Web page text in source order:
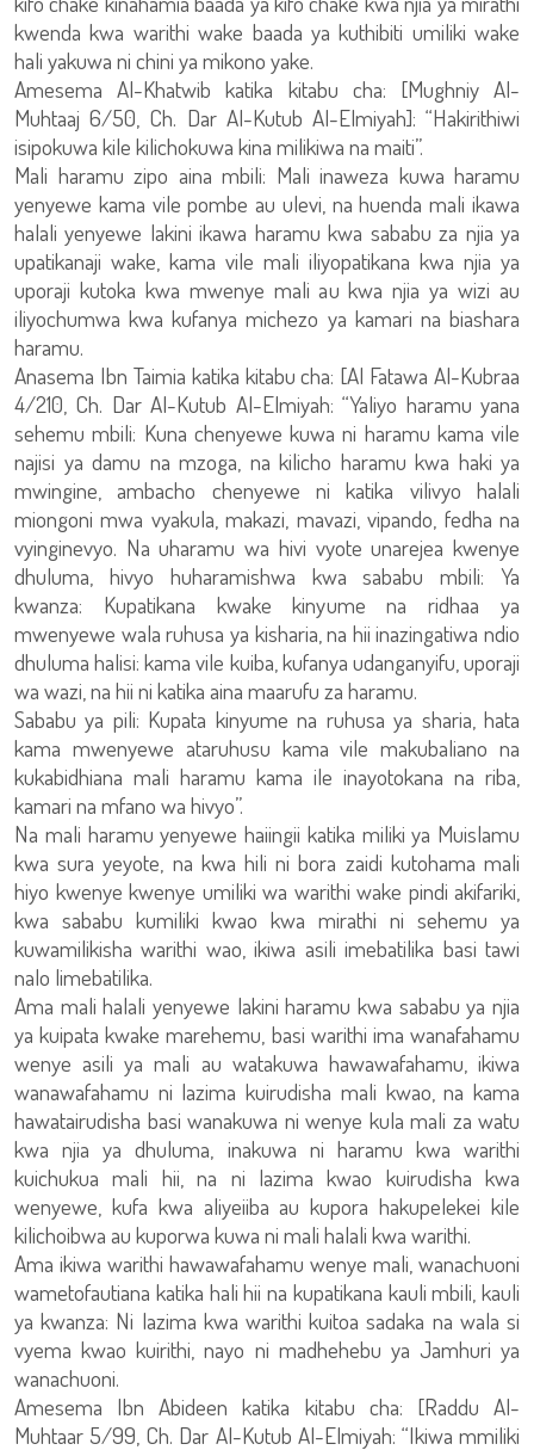
kwenda kwa warithi wake baada ya kuthibiti umiliki wake
hali yakuwa ni chini ya mikono yake.
Amesema Al-Khatwib katika kitabu cha: [Mughniy Al-
Muhtaaj 6/50, Ch. Dar Al-Kutub Al-Elmiyah]: “Hakirithiwi
isipokuwa kile kilichokuwa kina milikiwa na maiti”.
Mali haramu zipo aina mbili: Mali inaweza kuwa haramu
yenyewe kama vile pombe au ulevi, na huenda mali ikawa
halali yenyewe lakini ikawa haramu kwa sababu za njia ya
upatikanaji wake, kama vile mali iliyopatikana kwa njia ya
uporaji kutoka kwa mwenye mali au kwa njia ya wizi au
iliyochumwa kwa kufanya michezo ya kamari na biashara
haramu.
Anasema Ibn Taimia katika kitabu cha: [Al Fatawa Al-Kubraa
4/210, Ch. Dar Al-Kutub Al-Elmiyah: “Yaliyo haramu yana
sehemu mbili: Kuna chenyewe kuwa ni haramu kama vile
najisi ya damu na mzoga, na kilicho haramu kwa haki ya
mwingine, ambacho chenyewe ni katika vilivyo halali
miongoni mwa vyakula, makazi, mavazi, vipando, fedha na
vyinginevyo. Na uharamu wa hivi vyote unarejea kwenye
dhuluma, hivyo huharamishwa kwa sababu mbili: Ya
kwanza: Kupatikana kwake kinyume na ridhaa ya
mwenyewe wala ruhusa ya kisharia, na hii inazingatiwa ndio
dhuluma halisi: kama vile kuiba, kufanya udanganyifu, uporaji
wa wazi, na hii ni katika aina maarufu za haramu.
Sababu ya pili: Kupata kinyume na ruhusa ya sharia, hata
kama mwenyewe ataruhusu kama vile makubaliano na
kukabidhiana mali haramu kama ile inayotokana na riba,
kamari na mfano wa hivyo”.
Na mali haramu yenyewe haiingii katika miliki ya Muislamu
kwa sura yeyote, na kwa hili ni bora zaidi kutohama mali
hiyo kwenye kwenye umiliki wa warithi wake pindi akifariki,
kwa sababu kumiliki kwao kwa mirathi ni sehemu ya
kuwamilikisha warithi wao, ikiwa asili imebatilika basi tawi
nalo limebatilika.
Ama mali halali yenyewe lakini haramu kwa sababu ya njia
ya kuipata kwake marehemu, basi warithi ima wanafahamu
wenye asili ya mali au watakuwa hawawafahamu, ikiwa
wanawafahamu ni lazima kuirudisha mali kwao, na kama
hawatairudisha basi wanakuwa ni wenye kula mali za watu
kwa njia ya dhuluma, inakuwa ni haramu kwa warithi
kuichukua mali hii, na ni lazima kwao kuirudisha kwa
wenyewe, kufa kwa aliyeiiba au kupora hakupelekei kile
kilichoibwa au kuporwa kuwa ni mali halali kwa warithi.
Ama ikiwa warithi hawawafahamu wenye mali, wanachuoni
wametofautiana katika hali hii na kupatikana kauli mbili, kauli
ya kwanza: Ni lazima kwa warithi kuitoa sadaka na wala si
vyema kwao kuirithi, nayo ni madhehebu ya Jamhuri ya
wanachuoni.
Amesema Ibn Abideen katika kitabu cha: [Raddu Al-
Muhtaar 5/99, Ch. Dar Al-Kutub Al-Elmiyah: “Ikiwa mmiliki